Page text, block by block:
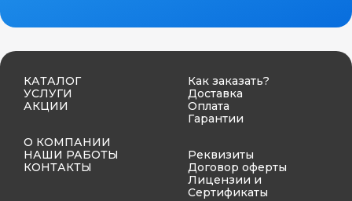
КАТАЛОГ
УСЛУГИ
АКЦИИ
О КОМПАНИИ
НАШИ РАБОТЫ
КОНТАКТЫ
Как заказать?
Доставка
Оплата
Гарантии
Реквизиты
Договор оферты
Лицензии и
Сертификаты